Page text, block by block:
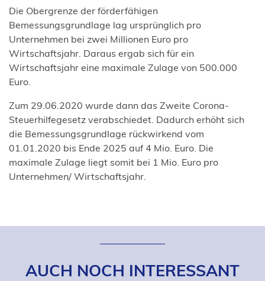
b
)
Die Obergrenze der förderfähigen
Bemessungsgrundlage lag ursprünglich pro
Unternehmen bei zwei Millionen Euro pro
Wirtschaftsjahr. Daraus ergab sich für ein
Wirtschaftsjahr eine maximale Zulage von 500.000
Euro.
Zum 29.06.2020 wurde dann das Zweite Corona-
Steuerhilfegesetz verabschiedet. Dadurch erhöht sich
die Bemessungsgrundlage rückwirkend vom
01.01.2020 bis Ende 2025 auf 4 Mio. Euro. Die
maximale Zulage liegt somit bei 1 Mio. Euro pro
Unternehmen/ Wirtschaftsjahr.
AUCH NOCH INTERESSANT